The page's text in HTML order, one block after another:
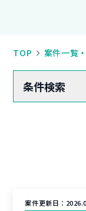
TOP 案件一覧
条件検索
案件更新日：